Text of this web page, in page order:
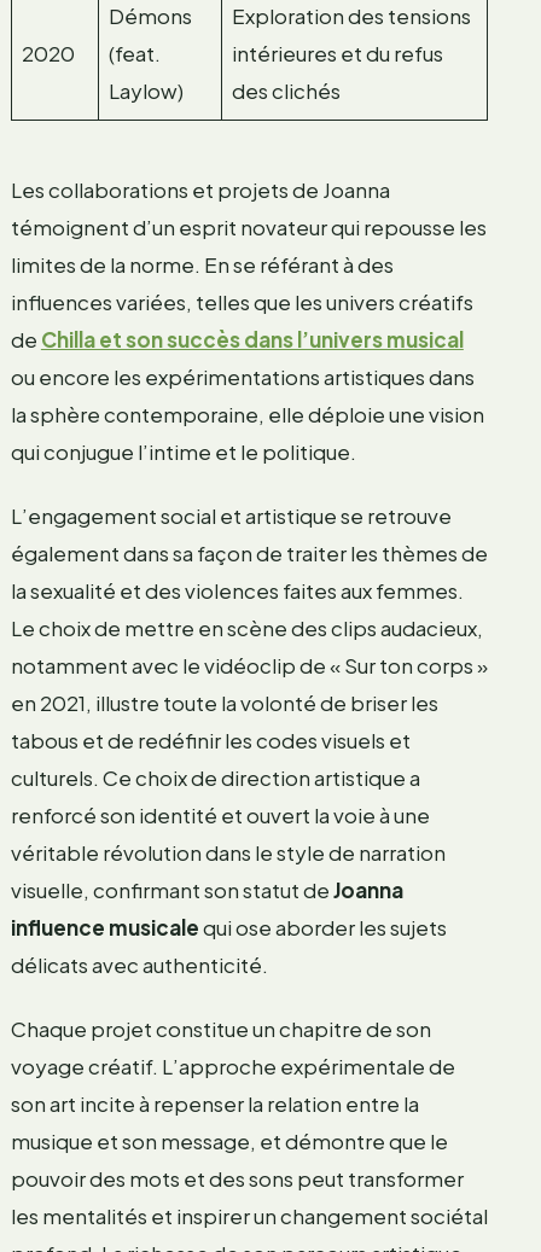
2020
Démons
(feat.
Laylow)
Exploration des tensions
intérieures et du refus
des clichés
Les collaborations et projets de Joanna
témoignent d’un esprit novateur qui repousse les
limites de la norme. En se référant à des
influences variées, telles que les univers créatifs
de Chilla et son succès dans l’univers musical
ou encore les expérimentations artistiques dans
la sphère contemporaine, elle déploie une vision
qui conjugue l’intime et le politique.
L’engagement social et artistique se retrouve
également dans sa façon de traiter les thèmes de
la sexualité et des violences faites aux femmes.
Le choix de mettre en scène des clips audacieux,
notamment avec le vidéoclip de « Sur ton corps »
en 2021, illustre toute la volonté de briser les
tabous et de redéfinir les codes visuels et
culturels. Ce choix de direction artistique a
renforcé son identité et ouvert la voie à une
véritable révolution dans le style de narration
visuelle, confirmant son statut deJoanna
influence musicalequi ose aborder les sujets
délicats avec authenticité.
Chaque projet constitue un chapitre de son
voyage créatif. L’approche expérimentale de
son art incite à repenser la relation entre la
musique et son message, et démontre que le
pouvoir des mots et des sons peut transformer
les mentalités et inspirer un changement sociétal